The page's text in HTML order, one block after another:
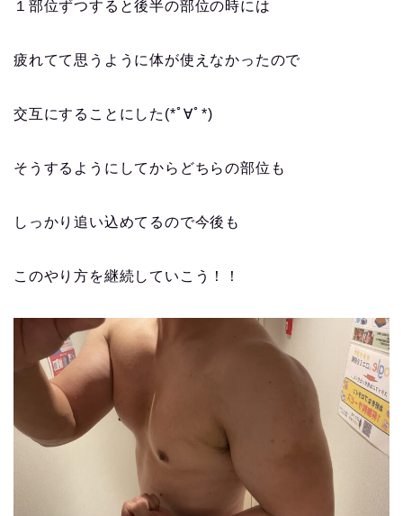
１部位ずつすると後半の部位の時には
疲れてて思うように体が使えなかったので
交互にすることにした(*ﾟ∀ﾟ*)
そうするようにしてからどちらの部位も
しっかり追い込めてるので今後も
このやり方を継続していこう！！